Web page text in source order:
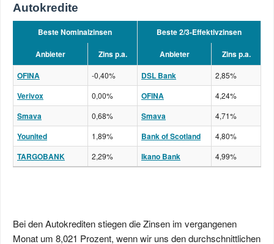
Autokredite
Beste Nominalzinsen
Beste 2/3-Effektivzinsen
Anbieter
Zins p.a. Anbieter
Zins p.a.
OFINA
-0,40% DSL Bank 2,85%
Verivox 0,00% OFINA 4,24%
Smava 0,68% Smava 4,71%
Younited 1,89% Bank of Scotland 4,80%
TARGOBANK 2,29% Ikano Bank 4,99%
Bei den Autokrediten stiegen die Zinsen im vergangenen
Monat um 8,021 Prozent, wenn wir uns den durchschnittlichen